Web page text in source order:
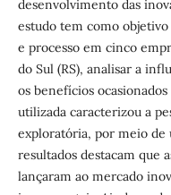
desenvolvimento das
estudo tem como
e processo em cinco
do Sul (RS), analisar a
os benefícios
utilizada caracterizou a
exploratória, por meio de
resultados destacam que
lançaram ao mercado